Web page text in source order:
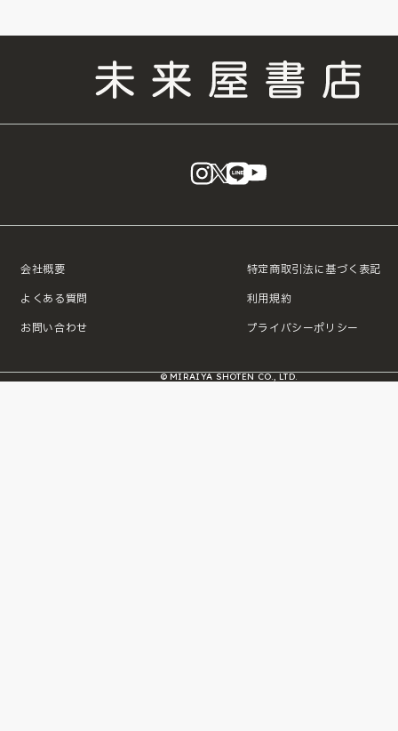
instagram
X LINE
会社概要
よくある質問
お問い合わせ
特定商取引法に基づく表記
利用規約
プライバシーポリシー
© MIRAIYA SHOTEN CO., LTD.